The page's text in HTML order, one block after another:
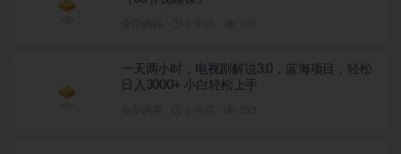
一天两小时，电视剧解说3.0，蓝海项目，轻松
日入3000+ 小白轻松上手